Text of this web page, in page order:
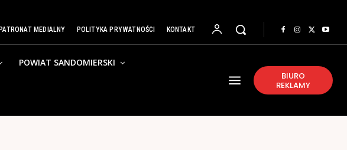
PATRONAT MEDIALNY POLITYKA PRYWATNOŚCI KONTAKT
POWIAT SANDOMIERSKI
BIURO
REKLAMY